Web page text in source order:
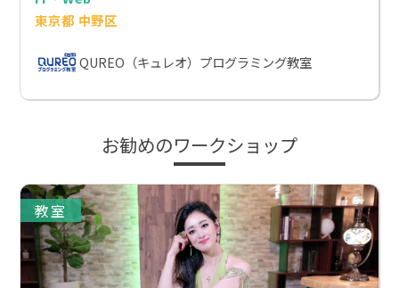
東京都 中野区
QUREO（キュレオ）プログラミング教室
お勧めのワークショップ
教室